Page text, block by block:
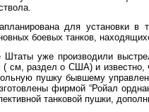
для установки в
боевых танков,
Штаты уже производили
( см, раздел о США) и известно,
пушку бывшему
фирмой “Ройал
танковой пушки,